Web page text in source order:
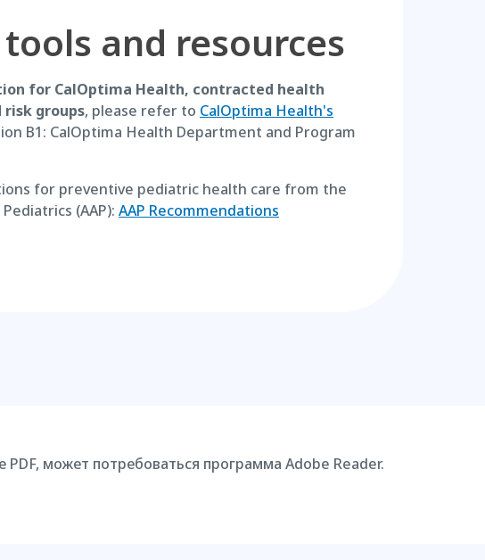
and resources
for CalOptima Health, contracted health
risk groups, please refer to CalOptima Health's
B1: CalOptima Health Department and Program
for preventive pediatric health care from the
(AAP): AAP Recommendations
может потребоваться программа Adobe Reader.